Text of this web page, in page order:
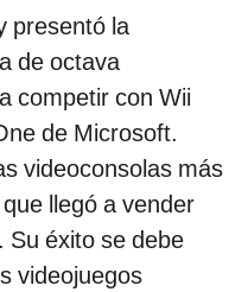
presentó la
de octava
competir con Wii
de Microsoft.
videoconsolas más
llegó a vender
Su éxito se debe
videojuegos